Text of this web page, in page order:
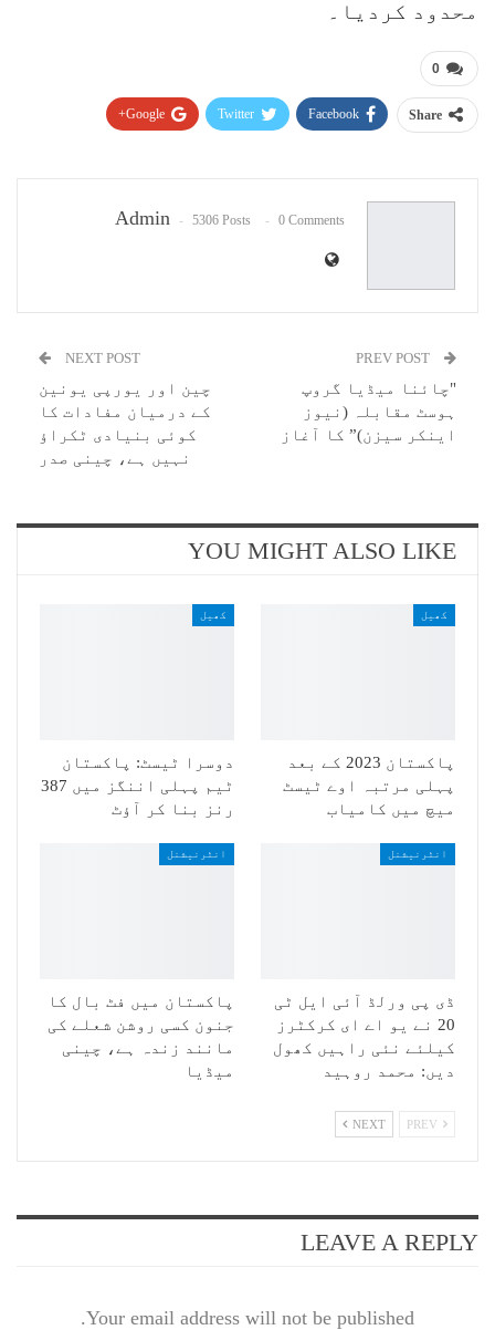
محدود کردیا۔
0
Share
Facebook
Twitter
Google+
Admin 5306 Posts 0 Comments
"چائنا میڈیا گروپ
ہوسٹ مقابلہ (نیوز
اینکر سیزن)” کا آغاز
NEXT POST
چین اور یورپی یونین
کے درمیان مفادات کا
کوئی بنیادی ٹکراؤ
نہیں ہے، چینی صدر
YOU MIGHT ALSO LIKE
کھیل
پاکستان 2023 کے بعد
پہلی مرتبہ اوے ٹیسٹ
میچ میں کامیاب
کھیل
دوسرا ٹیسٹ: پاکستان
ٹیم پہلی اننگز میں 387
رنز بنا کر آؤٹ
انٹرنیشنل
ڈی پی ورلڈ آئی ایل ٹی
20 نے یو اے ای کرکٹرز
کیلئے نئی راہیں کھول
دیں: محمد روہید
انٹرنیشنل
پاکستان میں فٹ بال کا
جنون کسی روشن شعلے کی
مانند زندہ ہے، چینی
میڈیا
NEXT
LEAVE A REPLY
Your email address will not be published.